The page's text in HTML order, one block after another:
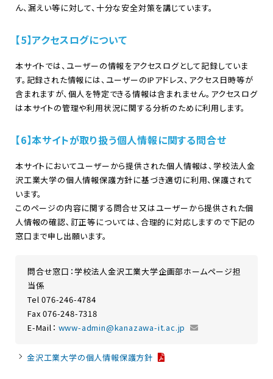
ん、漏えい等に対して、十分な安全対策を講じています。
【5】アクセスログについて
本サイトでは、ユーザーの情報をアクセスログとして記録していま
す。記録された情報には、ユーザーのIPアドレス、アクセス日時等が
含まれますが、個人を特定できる情報は含まれません。アクセスログ
は本サイトの管理や利用状況に関する分析のために利用します。
【6】本サイトが取り扱う個人情報に関する問合せ
本サイトにおいてユーザーから提供された個人情報は、学校法人金
沢工業大学の個人情報保護方針に基づき適切に利用、保護されて
います。
このページの内容に関する問合せ又はユーザーから提供された個
人情報の確認､訂正等については、合理的に対応しますので下記の
窓口まで申し出願います。
問合せ窓口：学校法人金沢工業大学企画部ホームページ担
当係
Tel 076-246-4784
Fax 076-248-7318
E-Mail： www-admin@kanazawa-it.ac.jp
金沢工業大学の個人情報保護方針